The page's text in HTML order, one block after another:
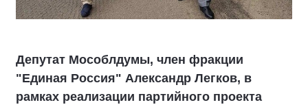
Депутат Мособлдумы, член фракции
"Единая Россия" Александр Легков, в
рамках реализации партийного проекта